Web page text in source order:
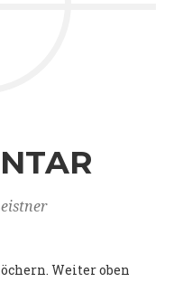
Weiter oben